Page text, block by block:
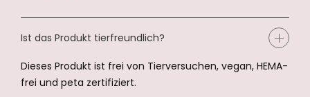
Ist das Produkt tierfreundlich?
Dieses Produkt ist frei von Tierversuchen, vegan, HEMA-
frei und peta zertifiziert.